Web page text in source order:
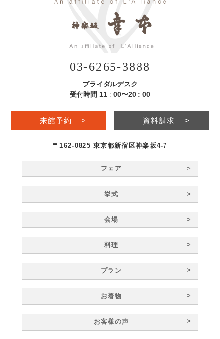
03-6265-3888
ブライダルデスク
受付時間 11 : 00〜20 : 00
来館予約 > 資料請求 >
〒162-0825 東京都新宿区神楽坂4-7
フェア >
挙式 >
会場 >
料理 >
プラン >
お着物 >
お客様の声 >